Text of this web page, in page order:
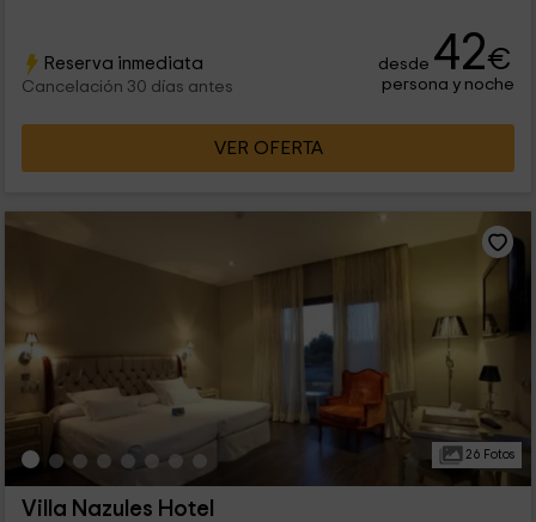
Reserva inmediata
Cancelación 30 días antes
desde 42€
persona y noche
VER OFERTA
26 Fotos
Villa Nazules Hotel